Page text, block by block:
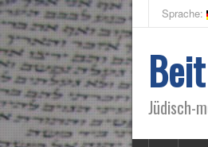
Sprache:
Jüdisch-